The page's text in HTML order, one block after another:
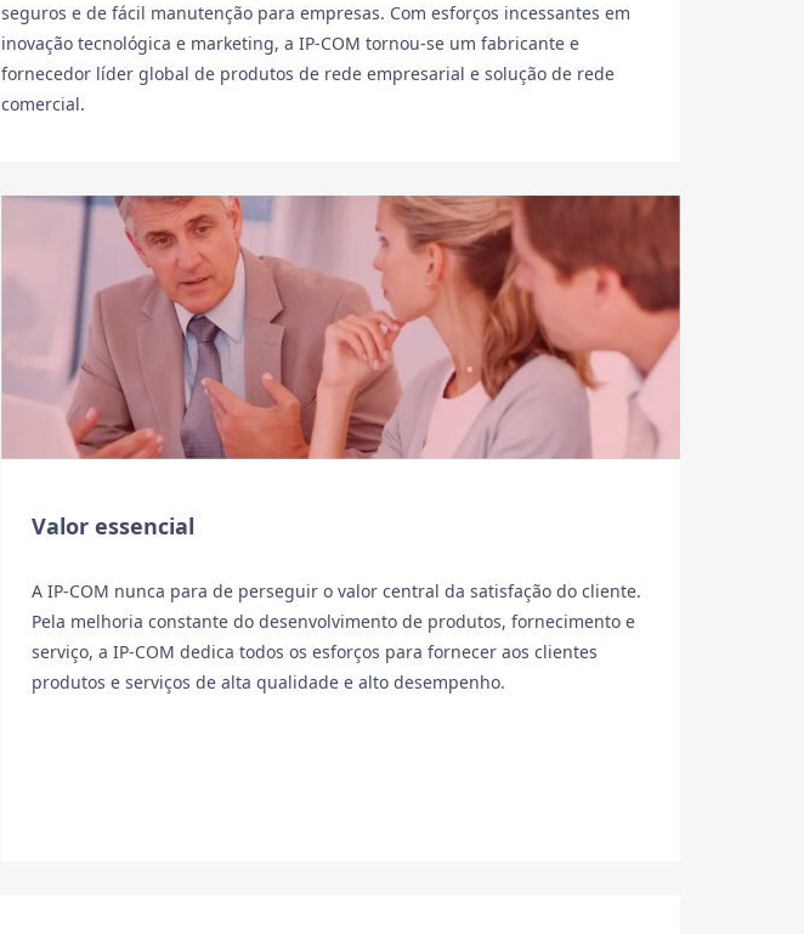
seguros e de fácil manutenção para empresas. Com esforços incessantes em
inovação tecnológica e marketing, a IP-COM tornou-se um fabricante e
fornecedor líder global de produtos de rede empresarial e solução de rede
comercial.
Valor essencial
A IP-COM nunca para de perseguir o valor central da satisfação do cliente.
Pela melhoria constante do desenvolvimento de produtos, fornecimento e
serviço, a IP-COM dedica todos os esforços para fornecer aos clientes
produtos e serviços de alta qualidade e alto desempenho.